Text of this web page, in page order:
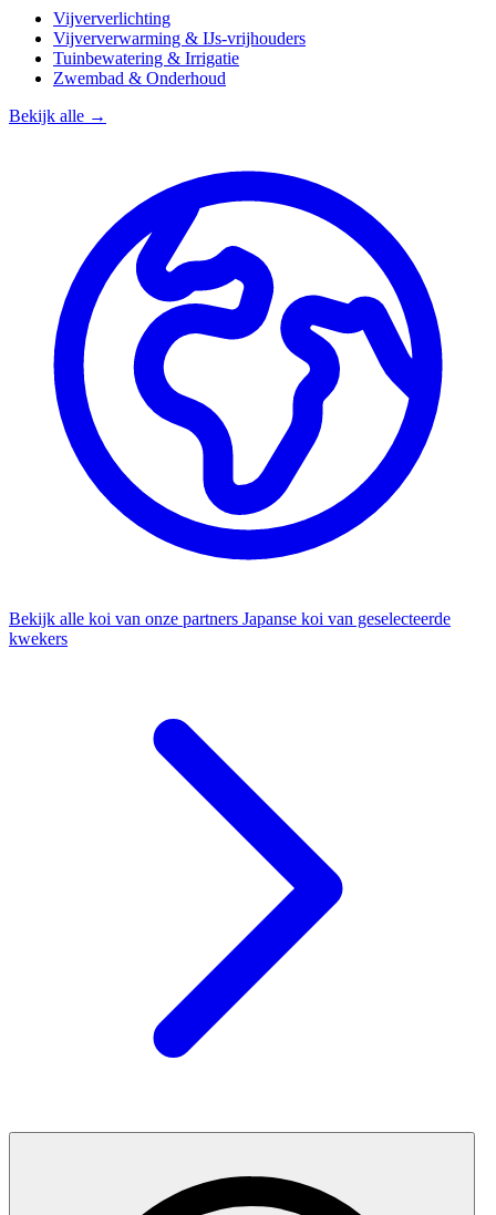
Vijververlichting
Vijververwarming & IJs-vrijhouders
Tuinbewatering & Irrigatie
Zwembad & Onderhoud
Bekijk alle →
Bekijk alle koi van onze partners Japanse koi van geselecteerde
kwekers